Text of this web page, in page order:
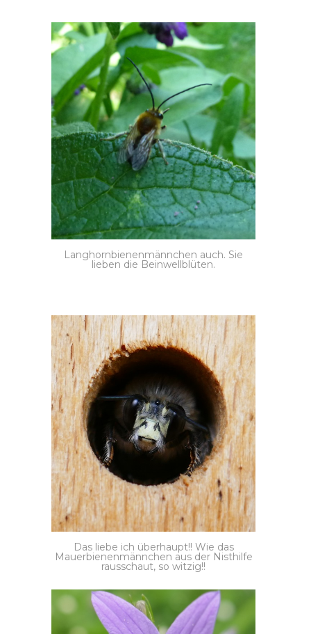
Langhornbienenmännchen auch. Sie
lieben die Beinwellblüten.
Das liebe ich überhaupt!! Wie das
Mauerbienenmännchen aus der Nisthilfe
rausschaut, so witzig!!